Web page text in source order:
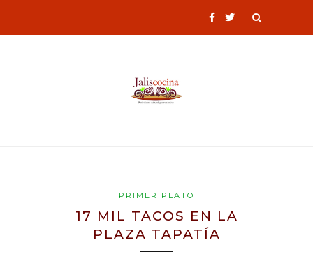
PRIMER PLATO
17 MIL TACOS EN LA
PLAZA TAPATÍA